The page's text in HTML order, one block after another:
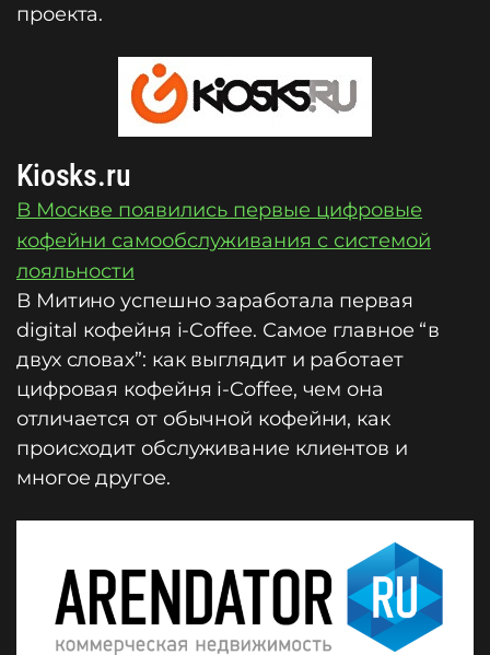
проекта.
Kiosks.ru
В Москве появились первые цифровые
кофейни самообслуживания с системой
лояльности
В Митино успешно заработала первая
digital кофейня i-Coffee. Самое главное “в
двух словах”: как выглядит и работает
цифровая кофейня i-Coffee, чем она
отличается от обычной кофейни, как
происходит обслуживание клиентов и
многое другое.